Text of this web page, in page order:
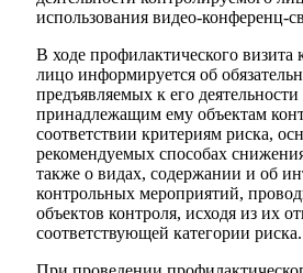
использования видео-конференц-
В ходе профилактического визита
лицо информируется об
предъявляемых к его
принадлежащим ему объектам
соответствии критериям риска,
рекомендуемых способах
также о видах, содержании и об
контрольных мероприятий,
объектов контроля, исходя из их
соответствующей категории риска.